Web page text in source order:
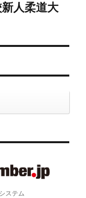
人柔道大
ステム